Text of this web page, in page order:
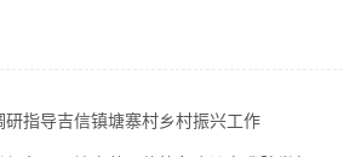
研指导吉信镇塘寨村乡村振兴工作